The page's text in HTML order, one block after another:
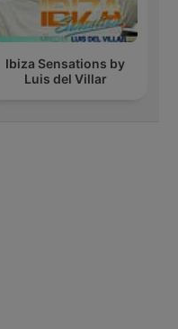
Ibiza Sensations by
Luis del Villar